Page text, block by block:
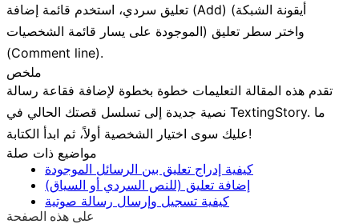
تعليق سردي، استخدم قائمة إضافة (Add) (أيقونة الشبكة
الموجودة على يسار قائمة الشخصيات) واختر سطر تعليق
(Comment line).
ملخص
تقدم هذه المقالة التعليمات خطوة بخطوة لإضافة فقاعة رسالة
نصية جديدة إلى تسلسل قصتك الحالي في TextingStory. ما
عليك سوى اختيار الشخصية أولاً، ثم ابدأ الكتابة!
مواضيع ذات صلة
كيفية إدراج تعليق بين الرسائل الموجودة
إضافة تعليق (للنص السردي أو السياق)
كيفية تسجيل وإرسال رسالة صوتية
على هذه الصفحة